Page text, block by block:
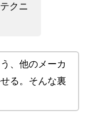
クニ
、他のメーカ
る。そんな裏